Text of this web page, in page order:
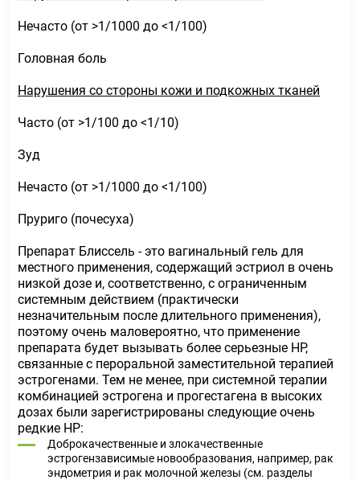
Нечасто (от >1/1000 до <1/100)
Головная боль
Нарушения со стороны кожи и подкожных тканей
Часто (от >1/100 до <1/10)
Зуд
Нечасто (от >1/1000 до <1/100)
Пруриго (почесуха)
Препарат Блиссель - это вагинальный гель для
местного применения, содержащий эстриол в очень
низкой дозе и, соответственно, с ограниченным
системным действием (практически
незначительным после длительного применения),
поэтому очень маловероятно, что применение
препарата будет вызывать более серьезные НР,
связанные с пероральной заместительной терапией
эстрогенами. Тем не менее, при системной терапии
комбинацией эстрогена и прогестагена в высоких
дозах были зарегистрированы следующие очень
редкие НР:
Доброкачественные и злокачественные
эстрогензависимые новообразования, например, рак
эндометрия и рак молочной железы (см. разделы